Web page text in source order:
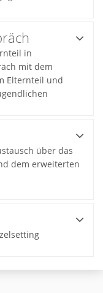
in
mit dem
Elternteil und
über das
dem erweiterten